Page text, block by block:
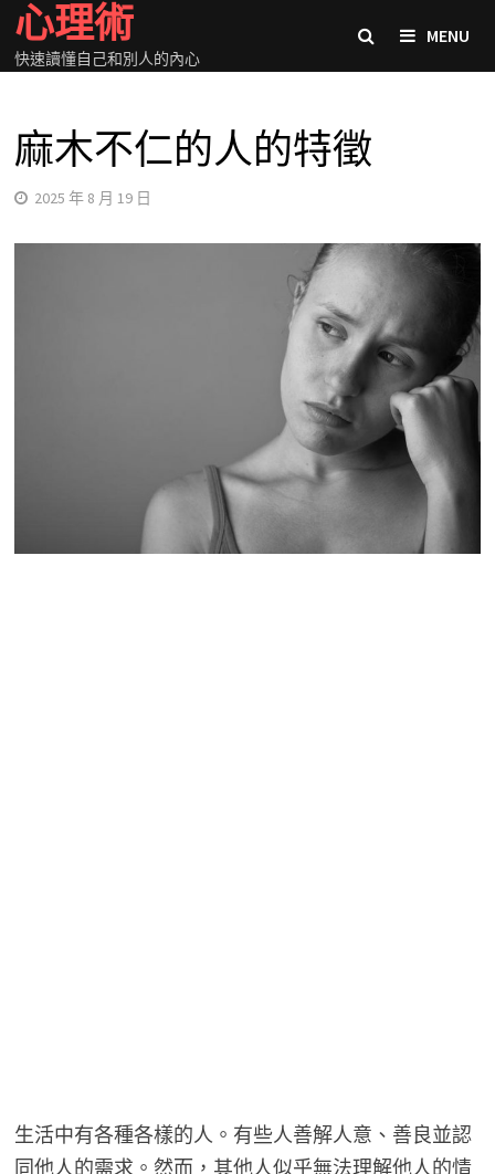
Skip
content
心理術
快速讀懂自己和別人的內心
MENU
麻木不仁的人的特徵
2025 年 8 月 19 日
生活中有各種各樣的人。有些人善解人意、善良並認
同他人的需求。然而，其他人似乎無法理解他人的情